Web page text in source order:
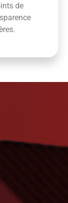
de